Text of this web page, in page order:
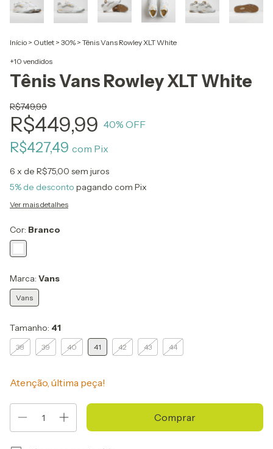
Início > Outlet > 30% > Tênis Vans Rowley XLT White
+10 vendidos
Tênis Vans Rowley XLT White
R$749,99
R$449,99 40% OFF
R$427,49 com Pix
6 x de R$75,00 sem juros
5% de desconto pagando com Pix
Ver mais detalhes
Cor: Branco
Marca: Vans
Vans
Tamanho: 41
38 39 40 41 42 43 44
Atenção, última peça!